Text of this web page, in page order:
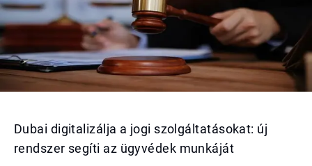
Dubai digitalizálja a jogi szolgáltatásokat: új
rendszer segíti az ügyvédek munkáját